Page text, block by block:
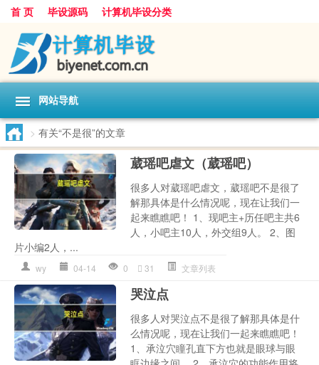
首 页 毕设源码 计算机毕设分类
网站导航
> 有关“不是很”的文章
葳瑶吧虐文（葳瑶吧）
很多人对葳瑶吧虐文，葳瑶吧不是很了
解那具体是什么情况呢，现在让我们一
起来瞧瞧吧！ 1、现吧主+历任吧主共6
人，小吧主10人，外交组9人。 2、图
片小编2人，...
wy 04-14 0 31 文章列表
哭泣点
很多人对哭泣点不是很了解那具体是什
么情况呢，现在让我们一起来瞧瞧吧！
1、承泣穴瞳孔直下方也就是眼球与眼